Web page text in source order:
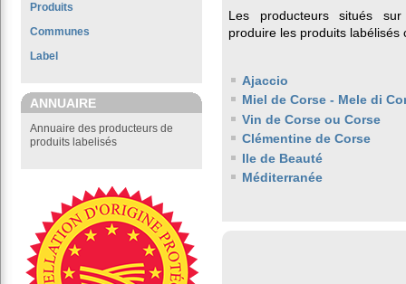
Produits
Communes
Label
ANNUAIRE
Annuaire des producteurs de
produits labelisés
Les producteurs situés
produire les produits labélisés
Ajaccio
Miel de Corse - Mele di
Vin de Corse ou Corse
Clémentine de Corse
Ile de Beauté
Méditerranée